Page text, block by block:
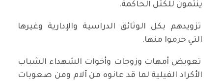
ينتمون للكتل الحاكمة.
تزويدهم بكل الوثائق الدراسية والإدارية وغيرها
التي حرموا منها.
تعويض أمهات وزوجات وأخوات الشهداء الشباب
الأكراد الفيلية لما قد عانوه من آلام ومن صعوبات